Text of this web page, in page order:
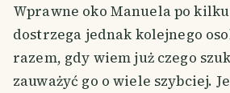
Wprawne oko Manuela po
dostrzega jednak kolejnego
razem, gdy wiem już czego
zauważyć go o wiele szybciej.